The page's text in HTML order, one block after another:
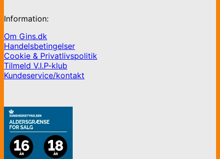
Information:
Om Gins.dk
Handelsbetingelser
Cookie & Privatlivspolitik
Tilmeld V.I.P-klub
Kundeservice/kontakt